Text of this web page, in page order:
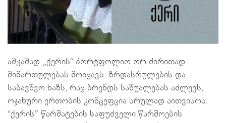
ამჟამად „ქერის“ პორტფოლიო ორ ძირითად
მიმართულებას მოიცავს: ზრდასრულების და
საბავშვო ხაზს, რაც ბრენდს საშუალებას აძლევს,
ოჯახური ერთობის კონცეფცია სრულად აითვისოს.
“ქერის” წარმატების საფუძველი წარმოების